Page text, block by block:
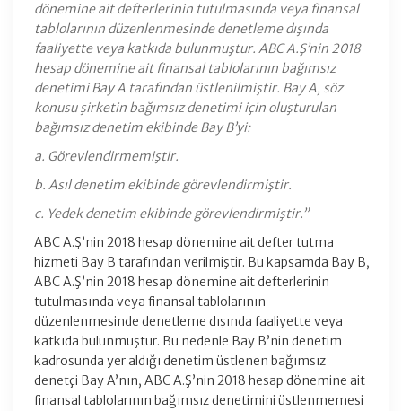
dönemine ait defterlerinin tutulmasında veya finansal
tablolarının düzenlenmesinde denetleme dışında
faaliyette veya katkıda bulunmuştur. ABC A.Ş’nin 2018
hesap dönemine ait finansal tablolarının bağımsız
denetimi Bay A tarafından üstlenilmiştir. Bay A, söz
konusu şirketin bağımsız denetimi için oluşturulan
bağımsız denetim ekibinde Bay B’yi:
a. Görevlendirmemiştir.
b. Asıl denetim ekibinde görevlendirmiştir.
c. Yedek denetim ekibinde görevlendirmiştir.”
ABC A.Ş’nin 2018 hesap dönemine ait defter tutma
hizmeti Bay B tarafından verilmiştir. Bu kapsamda Bay B,
ABC A.Ş’nin 2018 hesap dönemine ait defterlerinin
tutulmasında veya finansal tablolarının
düzenlenmesinde denetleme dışında faaliyette veya
katkıda bulunmuştur. Bu nedenle Bay B’nin denetim
kadrosunda yer aldığı denetim üstlenen bağımsız
denetçi Bay A’nın, ABC A.Ş’nin 2018 hesap dönemine ait
finansal tablolarının bağımsız denetimini üstlenmemesi